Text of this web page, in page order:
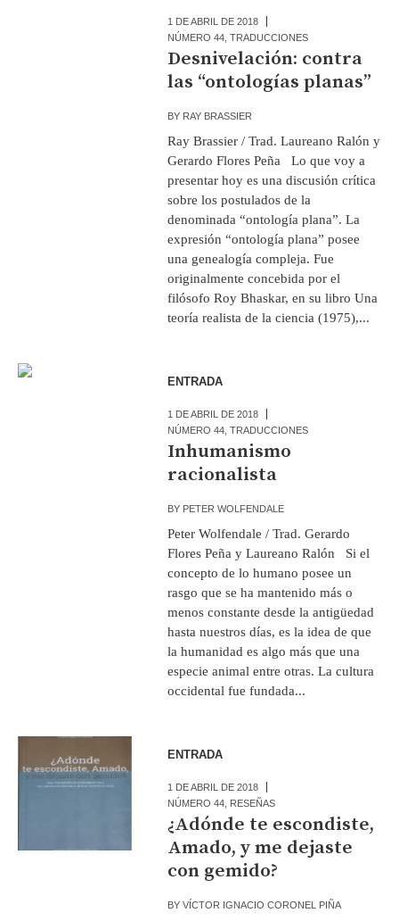
1 DE ABRIL DE 2018
NÚMERO 44 ,TRADUCCIONES
Desnivelación: contra
las “ontologías planas”
BY RAY BRASSIER
Ray Brassier / Trad. Laureano Ralón y
Gerardo Flores Peña Lo que voy a
presentar hoy es una discusión crítica
sobre los postulados de la
denominada “ontología plana”. La
expresión “ontología plana” posee
una genealogía compleja. Fue
originalmente concebida por el
filósofo Roy Bhaskar, en su libro Una
teoría realista de la ciencia (1975),...
ENTRADA
1 DE ABRIL DE 2018
NÚMERO 44 ,TRADUCCIONES
Inhumanismo
racionalista
BY PETER WOLFENDALE
Peter Wolfendale / Trad. Gerardo
Flores Peña y Laureano Ralón Si el
concepto de lo humano posee un
rasgo que se ha mantenido más o
menos constante desde la antigüedad
hasta nuestros días, es la idea de que
la humanidad es algo más que una
especie animal entre otras. La cultura
occidental fue fundada...
ENTRADA
1 DE ABRIL DE 2018
NÚMERO 44 RESEÑAS
¿Adónde te escondiste,
Amado, y me dejaste
con gemido?
BYVÍCTOR IGNACIO CORONEL PIÑA